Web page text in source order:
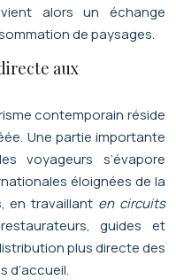
alors un échange
de paysages.
aux
contemporain réside
Une partie importante
voyageurs s’évapore
éloignées de la
en travaillant en circuits
guides et
plus directe des
d’accueil.